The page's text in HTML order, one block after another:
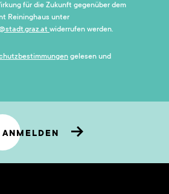
für die Zukunft gegenüber dem
Reininghaus unter
widerrufen werden.
gelesen und
ANMELDEN